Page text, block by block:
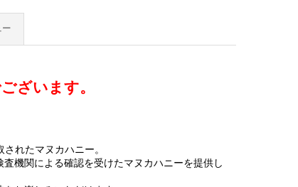
ー
ざいます。
れたマヌカハニー。
機関による確認を受けたマヌカハニーを提供し